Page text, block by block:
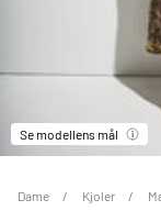
Se modellens mål
Dame Kjoler